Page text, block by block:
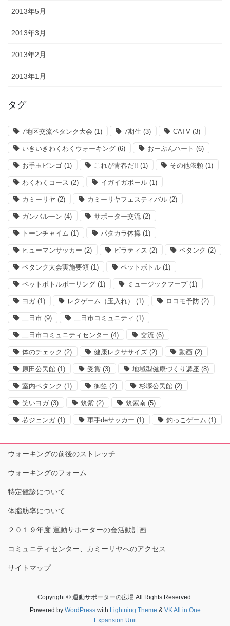
2013年5月
2013年3月
2013年2月
2013年1月
タグ
7地区交流ペタンク大会 (1) 7期生 (3) CATV (3)
いきいきわくわくウォーキング (6) おーぷんハート (6)
お手玉ビンゴ (1) これが青春だ!! (1) その他依頼 (1)
わくわくコース (2) イガイガボール (1)
カミーリヤ (2) カミーリヤフェスティバル (2)
ガンバルーン (4) サポーター交流 (2)
トーンチャイム (1) パタカラ体操 (1)
ヒューマンサッカー (2) ピラティス (2) ペタンク (2)
ペタンク大会実施要領 (1) ペットボトル (1)
ペットボトルボーリング (1) ミュージックフープ(1)
ヨガ (1) レクゲーム（玉入れ） (1) ロコモ予防 (2)
二日市 (9) 二日市コミュニティ (1)
二日市コミュニティセンター (4) 交流 (6)
体のチェック (2) 健康レクササイズ (2) 動画 (2)
原田公民館 (1) 受賞 (3) 地域型健康づくり講座 (8)
室内ペタンク (1) 御笠 (2) 杉塚公民館 (2)
笑いヨガ (3) 筑紫 (2) 筑紫南 (5)
芯ジェンガ (1) 軍手deサッカー (1) 釣っこゲーム (1)
ウォーキングの前後のストレッチ
ウォーキングのフォーム
特定健診について
体脂肪率について
２０１９年度 運動サポーターの会活動計画
コミュニティセンター、カミーリヤへのアクセス
サイトマップ
Copyright © 運動サポーターの広場 All Rights Reserved.
Powered by WordPresswith Lightning Theme & VK All in One
Expansion Unit